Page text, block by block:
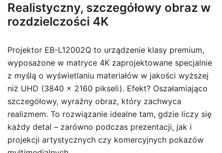
Realistyczny, szczegółowy obraz w
rozdzielczości 4K
Projektor EB-L12002Q to urządzenie klasy premium,
wyposażone w matryce 4K zaprojektowane specjalnie
z myślą o wyświetlaniu materiałów w jakości wyższej
niż UHD (3840 × 2160 pikseli). Efekt? Oszałamiająco
szczegółowy, wyraźny obraz, który zachwyca
realizmem. To rozwiązanie idealne tam, gdzie liczy się
każdy detal – zarówno podczas prezentacji, jak i
projekcji artystycznych czy komercyjnych pokazów